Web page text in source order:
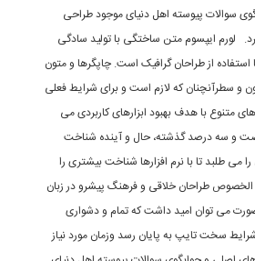
پیوسته اهل دنیای موجود طراحی
متن ساختگی با تولید سادگی
طراحان گرافیک است. چاپگرها و متون
که لازم است و برای شرایط فعلی
با هدف بهبود ابزارهای کاربردی می
گذشته، حال و آینده شناخت
با نرم افزارها شناخت بیشتری را
خلاقی و فرهنگ پیشرو در زبان
امید داشت که تمام و دشواری
تایپ به پایان رسد وزمان مورد نیاز